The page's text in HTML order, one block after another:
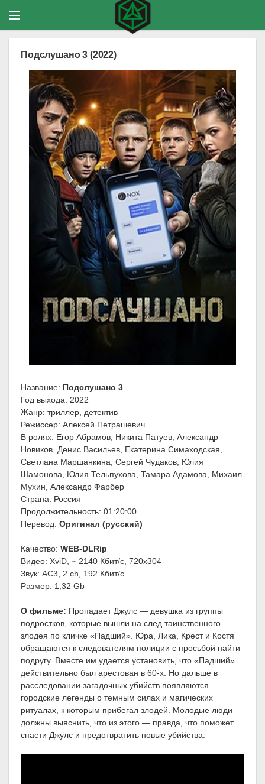
Подслушано 3 (2022)
Название: Подслушано 3
Год выхода: 2022
Жанр: триллер, детектив
Режиссер: Алексей Петрашевич
В ролях: Егор Абрамов, Никита Патуев, Александр
Новиков, Денис Васильев, Екатерина Симаходская,
Светлана Маршанкина, Сергей Чудаков, Юлия
Шамонова, Юлия Тельпухова, Тамара Адамова, Михаил
Мухин, Александр Фарбер
Страна: Россия
Продолжительность: 01:20:00
Перевод: Оригинал (русский)
Качество: WEB-DLRip
Видео: XviD, ~ 2140 Кбит/с, 720x304
Звук: AC3, 2 ch, 192 Кбит/с
Размер: 1,32 Gb
О фильме: Пропадает Джулс — девушка из группы
подростков, которые вышли на след таинственного
злодея по кличке «Падший». Юра, Лика, Крест и Костя
обращаются к следователям полиции с просьбой найти
подругу. Вместе им удается установить, что «Падший»
действительно был арестован в 60-х. Но дальше в
расследовании загадочных убийств появляются
городские легенды о темным силах и магических
ритуалах, к которым прибегал злодей. Молодые люди
должны выяснить, что из этого — правда, что поможет
спасти Джулс и предотвратить новые убийства.